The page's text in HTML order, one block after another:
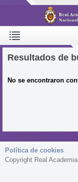
Resultados de
No se encontraron
Política de cookies
Copyright Real